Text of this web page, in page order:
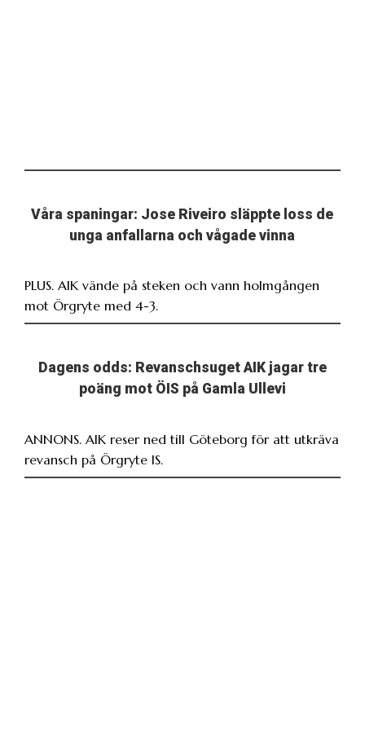
Våra spaningar: Jose Riveiro släppte loss de
unga anfallarna och vågade vinna
PLUS. AIK vände på steken och vann holmgången
mot Örgryte med 4-3.
Dagens odds: Revanschsuget AIK jagar tre
poäng mot ÖIS på Gamla Ullevi
ANNONS. AIK reser ned till Göteborg för att utkräva
revansch på Örgryte IS.